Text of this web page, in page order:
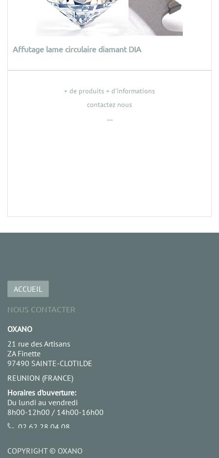
Affutage lame circulaire diamant DIA
+ de produits + d'informations
contactez nous
...
ACCUEIL
NOUS CONTACTER
OXANO
21 rue des Artisans
ZA Finette
97490 SAINTE-CLOTILDE
REUNION (FRANCE)
Horaires d’ouverture:
Du lundi au vendredi
8h00-12h00 / 14h00-16h00
02 62 28 04 08
contact@oxano.re
COPYRIGHT © OXANO